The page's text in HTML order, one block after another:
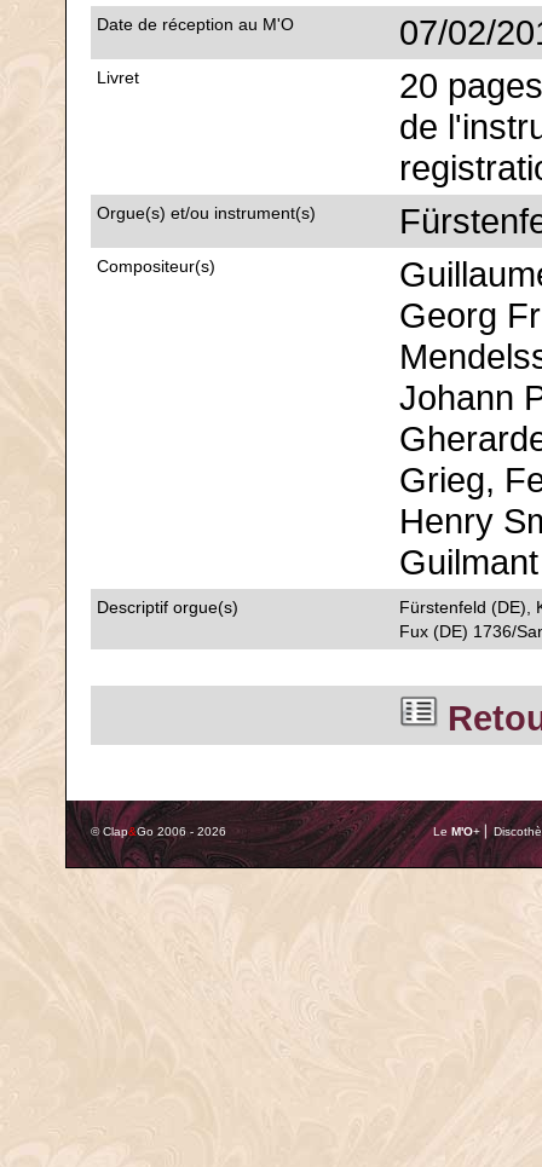
Date de réception au M'O 07/02/
Livret
20
de
Orgue(s) et/ou instrument(s)
Compositeur(s)
Georg
Johann
Grieg,
Henry
Guilmant
Descriptif orgue(s)
Fürstenfeld (DE),
Fux (DE) 1736/
© Clap&Go 2006 - 2026 Le M'O+ ⎢